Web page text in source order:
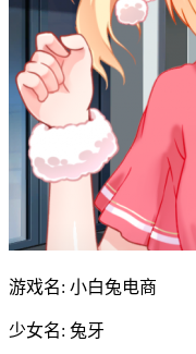
游戏名: 小白兔电商
少女名: 兔牙